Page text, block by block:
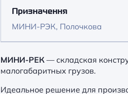
Призначення
МИНИ-РЭК, Полочкова
МИНИ-РЕК — складская
малогабаритных грузов.
Идеальное решение для